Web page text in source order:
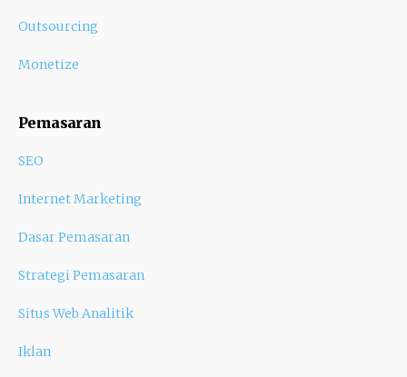
Outsourcing
Monetize
Pemasaran
SEO
Internet Marketing
Dasar Pemasaran
Strategi Pemasaran
Situs Web Analitik
Iklan